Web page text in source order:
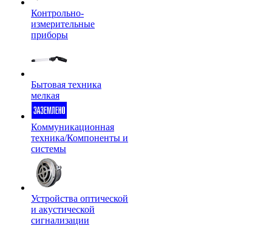
Контрольно-
измерительные
приборы
Бытовая техника
мелкая
Коммуникационная
техника/Компоненты и
системы
Устройства оптической
и акустической
сигнализации